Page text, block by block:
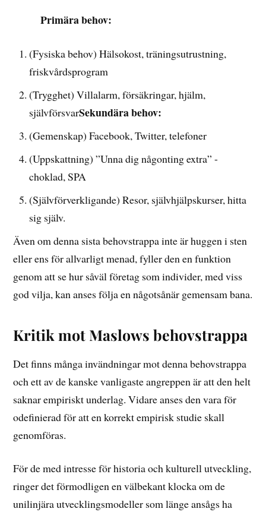
Primära behov:
(Fysiska behov) Hälsokost, träningsutrustning,
friskvårdsprogram
(Trygghet) Villalarm, försäkringar, hjälm,
självförsvarSekundära behov:
(Gemenskap) Facebook, Twitter, telefoner
(Uppskattning) ”Unna dig någonting extra” -
choklad, SPA
(Självförverkligande) Resor, självhjälpskurser, hitta
sig själv.
Även om denna sista behovstrappa inte är huggen i sten
eller ens för allvarligt menad, fyller den en funktion
genom att se hur såväl företag som individer, med viss
god vilja, kan anses följa en någotsånär gemensam bana.
Kritik mot Maslows behovstrappa
Det finns många invändningar mot denna behovstrappa
och ett av de kanske vanligaste angreppen är att den helt
saknar empiriskt underlag. Vidare anses den vara för
odefinierad för att en korrekt empirisk studie skall
genomföras.
För de med intresse för historia och kulturell utveckling,
ringer det förmodligen en välbekant klocka om de
unilinjära utvecklingsmodeller som länge ansågs ha